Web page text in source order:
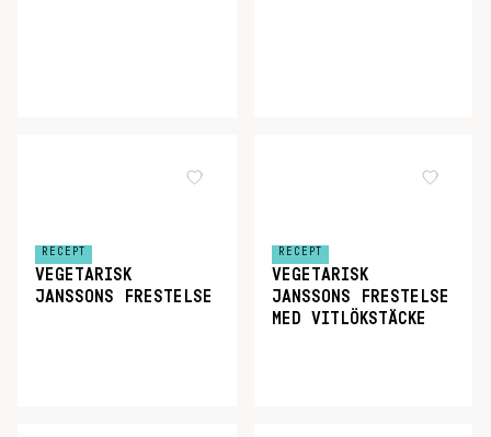
RECEPT
VEGETARISK
JANSSONS FRESTELSE
RECEPT
VEGETARISK
JANSSONS FRESTELSE
MED VITLÖKSTÄCKE